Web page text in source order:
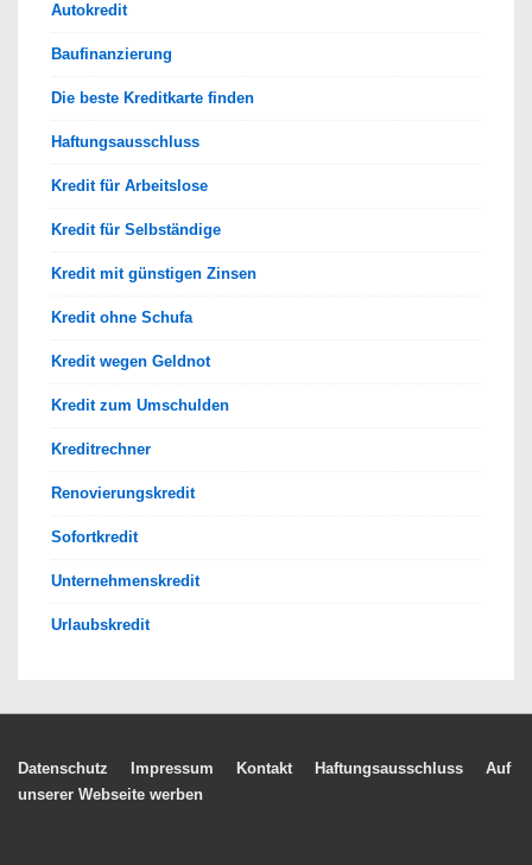
Autokredit
Baufinanzierung
Die beste Kreditkarte finden
Haftungsausschluss
Kredit für Arbeitslose
Kredit für Selbständige
Kredit mit günstigen Zinsen
Kredit ohne Schufa
Kredit wegen Geldnot
Kredit zum Umschulden
Kreditrechner
Renovierungskredit
Sofortkredit
Unternehmenskredit
Urlaubskredit
Footer-
Datenschutz Impressum Kontakt Haftungsausschluss
Auf
unserer Webseite werben